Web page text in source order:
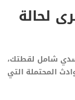
لحالة
شامل لقطتك،
المحتملة التي